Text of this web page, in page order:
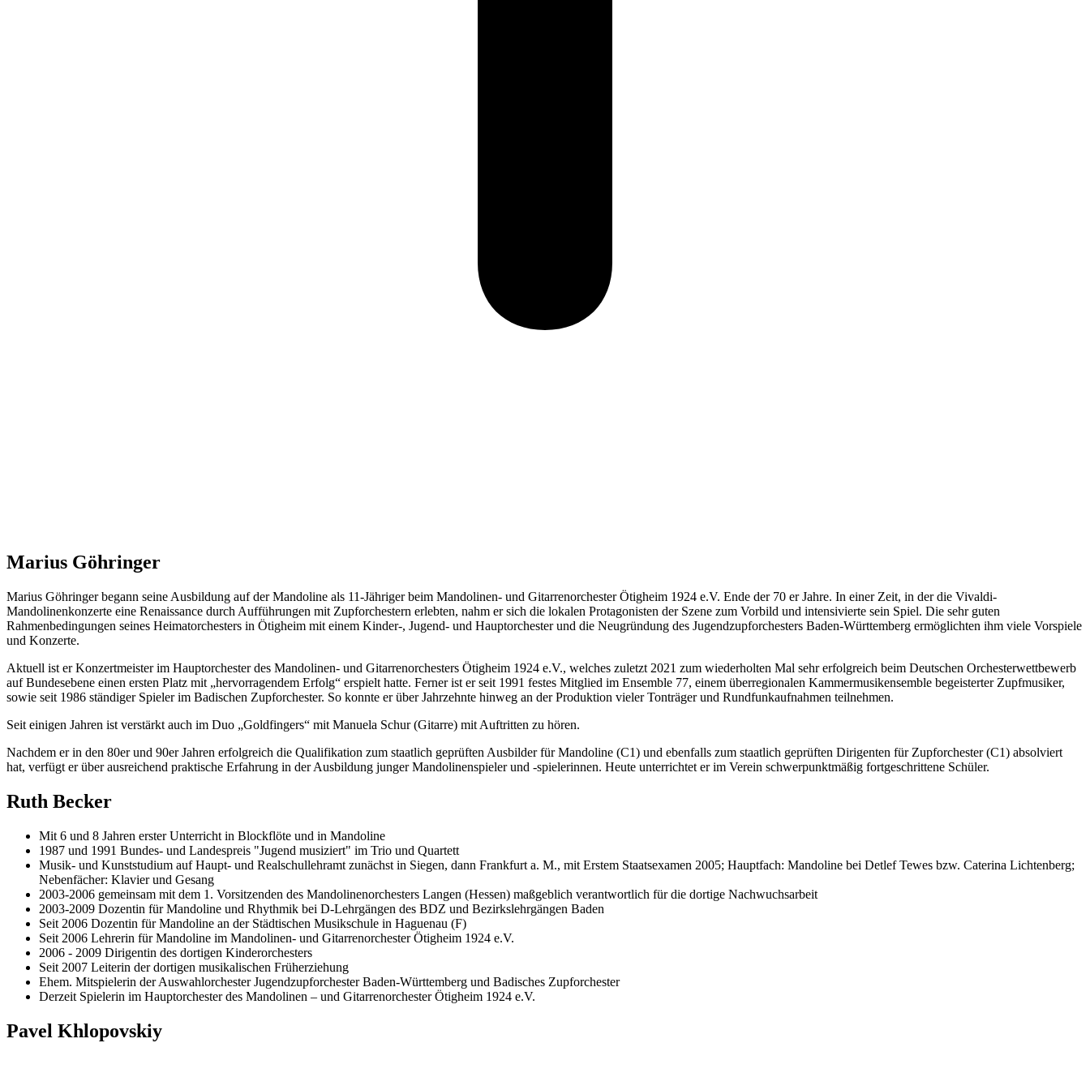
Marius Göhringer
Marius Göhringer begann seine Ausbildung auf der Mandoline als 11-Jähriger beim Mandolinen- und Gitarrenorchester Ötigheim 1924 e.V. Ende der 70 er Jahre. In einer Zeit, in der die Vivaldi-
Mandolinenkonzerte eine Renaissance durch Aufführungen mit Zupforchestern erlebten, nahm er sich die lokalen Protagonisten der Szene zum Vorbild und intensivierte sein Spiel. Die sehr guten
Rahmenbedingungen seines Heimatorchesters in Ötigheim mit einem Kinder-, Jugend- und Hauptorchester und die Neugründung des Jugendzupforchesters Baden-Württemberg ermöglichten ihm viele Vorspiele
und Konzerte.
Aktuell ist er Konzertmeister im Hauptorchester des Mandolinen- und Gitarrenorchesters Ötigheim 1924 e.V., welches zuletzt 2021 zum wiederholten Mal sehr erfolgreich beim Deutschen Orchesterwettbewerb
auf Bundesebene einen ersten Platz mit „hervorragendem Erfolg“ erspielt hatte. Ferner ist er seit 1991 festes Mitglied im Ensemble 77, einem überregionalen Kammermusikensemble begeisterter Zupfmusiker,
sowie seit 1986 ständiger Spieler im Badischen Zupforchester. So konnte er über Jahrzehnte hinweg an der Produktion vieler Tonträger und Rundfunkaufnahmen teilnehmen.
Seit einigen Jahren ist verstärkt auch im Duo „Goldfingers“ mit Manuela Schur (Gitarre) mit Auftritten zu hören.
Nachdem er in den 80er und 90er Jahren erfolgreich die Qualifikation zum staatlich geprüften Ausbilder für Mandoline (C1) und ebenfalls zum staatlich geprüften Dirigenten für Zupforchester (C1) absolviert
hat, verfügt er über ausreichend praktische Erfahrung in der Ausbildung junger Mandolinenspieler und -spielerinnen. Heute unterrichtet er im Verein schwerpunktmäßig fortgeschrittene Schüler.
Ruth Becker
Mit 6 und 8 Jahren erster Unterricht in Blockflöte und in Mandoline
1987 und 1991 Bundes- und Landespreis "Jugend musiziert" im Trio und Quartett
Musik- und Kunststudium auf Haupt- und Realschullehramt zunächst in Siegen, dann Frankfurt a. M., mit Erstem Staatsexamen 2005; Hauptfach: Mandoline bei Detlef Tewes bzw. Caterina Lichtenberg;
Nebenfächer: Klavier und Gesang
2003-2006 gemeinsam mit dem 1. Vorsitzenden des Mandolinenorchesters Langen (Hessen) maßgeblich verantwortlich für die dortige Nachwuchsarbeit
2003-2009 Dozentin für Mandoline und Rhythmik bei D-Lehrgängen des BDZ und Bezirkslehrgängen Baden
Seit 2006 Dozentin für Mandoline an der Städtischen Musikschule in Haguenau (F)
Seit 2006 Lehrerin für Mandoline im Mandolinen- und Gitarrenorchester Ötigheim 1924 e.V.
2006 - 2009 Dirigentin des dortigen Kinderorchesters
Seit 2007 Leiterin der dortigen musikalischen Früherziehung
Ehem. Mitspielerin der Auswahlorchester Jugendzupforchester Baden-Württemberg und Badisches Zupforchester
Derzeit Spielerin im Hauptorchester des Mandolinen – und Gitarrenorchester Ötigheim 1924 e.V.
Pavel Khlopovskiy